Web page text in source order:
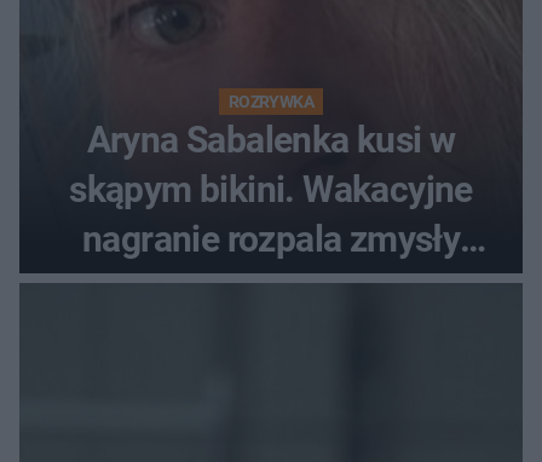
ROZRYWKA
Aryna Sabalenka kusi w
skąpym bikini. Wakacyjne
nagranie rozpala zmysły
fanów